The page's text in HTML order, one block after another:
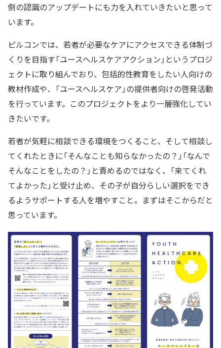
側の認識のアップデートにも力を入れていきたいと思って
います。
ピルコンでは、若者が必要なケアにアクセスできる体制づ
くりを目指す「ユースヘルスケアアクション」というプロジ
ェクトに取り組んでおり、包括的性教育をしたい人向けの
教材作成や、「ユースヘルスケア」の提供者向けの啓発活動
を行っています。このプロジェクトをより一層強化してい
きたいです。
若者が気軽に相談できる環境をつくること、そして相談し
てくれたときに「そんなことも知らなかったの？」「なんで
そんなことをしたの？」と責めるのではなく、「来てくれ
てよかった」と受け止め、その子が自分らしい選択をでき
るようサポートする人を増やすこと。まずはそこからだと
思っています。